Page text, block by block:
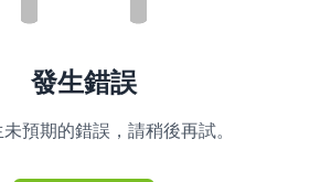
發生錯誤
預期的錯誤，請稍後再試。